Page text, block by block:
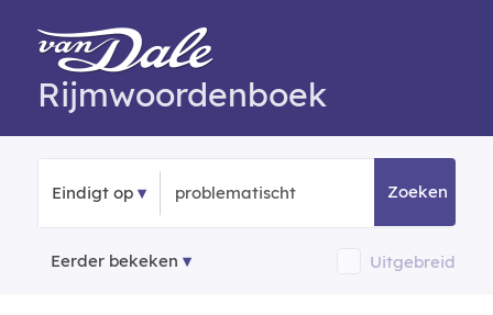
Rijmwoordenboek
Eindigt op Zoeken
Eerder bekeken Uitgebreid